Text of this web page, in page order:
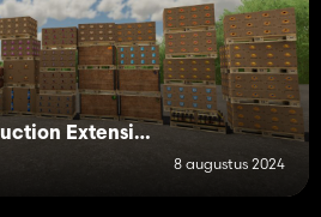
Dragon's Den Production Extension
8 augustus 2024